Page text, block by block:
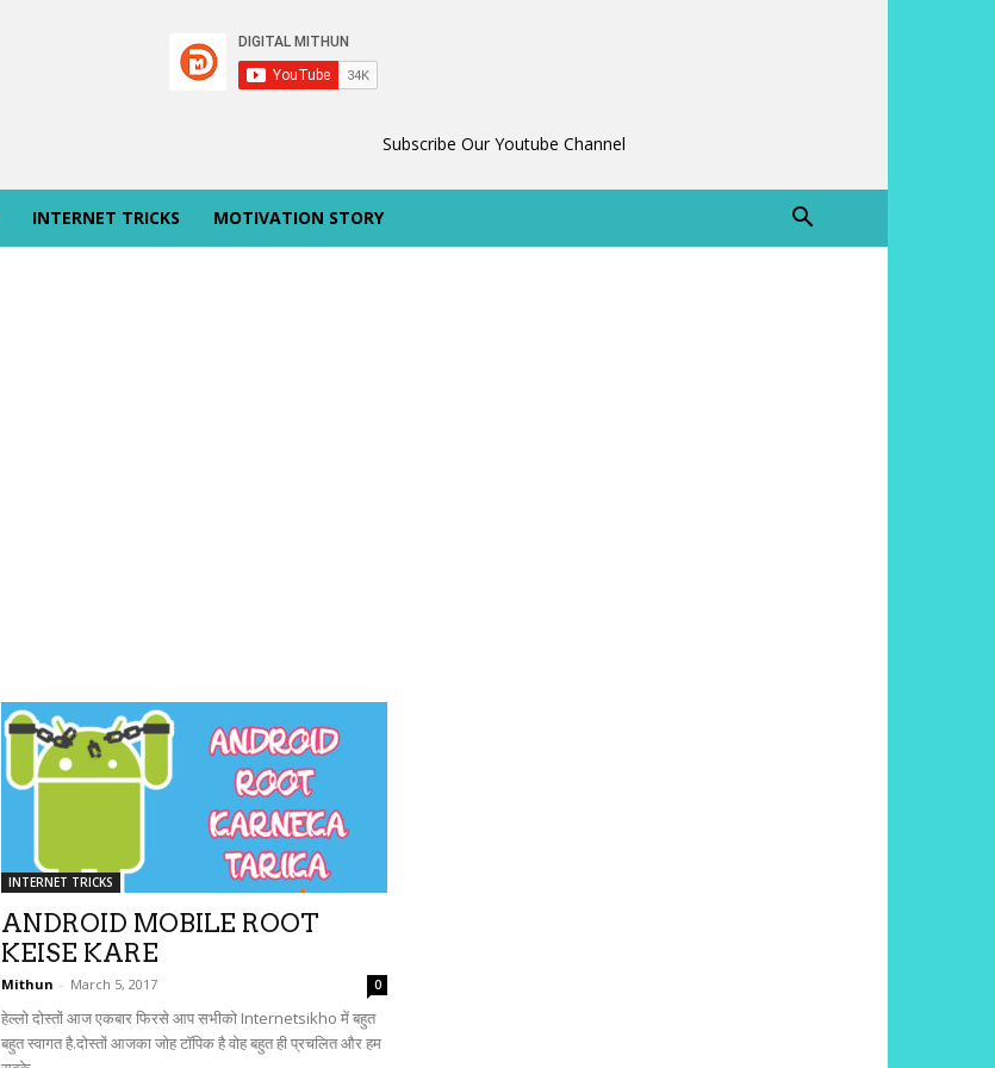
Subscribe Our Youtube Channel
INTERNET TRICKS MOTIVATION STORY
INTERNET TRICKS
ANDROID MOBILE ROOT
KEISE KARE
Mithun - March 5, 2017 0
हेल्लो दोस्तों आज एकबार फिरसे आप सभीको Internetsikho में बहुत
बहुत स्वागत है.दोस्तों आजका जोह टॉपिक है वोह बहुत ही प्रचलित और हम